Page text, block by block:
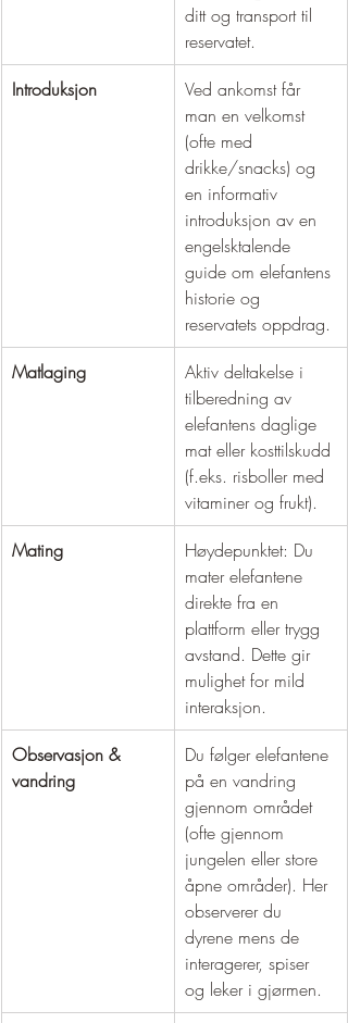
ditt og transport til
reservatet.
Introduksjon
Ved ankomst får
man en velkomst
(ofte med
drikke/snacks) og
en informativ
introduksjon av en
engelsktalende
guide om elefantens
historie og
reservatets oppdrag.
Matlaging
Aktiv deltakelse i
tilberedning av
elefantens daglige
mat eller kosttilskudd
(f.eks. risboller med
vitaminer og frukt).
Mating
Høydepunktet: Du
mater elefantene
direkte fra en
plattform eller trygg
avstand. Dette gir
mulighet for mild
interaksjon.
Observasjon &
vandring
Du følger elefantene
på en vandring
gjennom området
(ofte gjennom
jungelen eller store
åpne områder). Her
observerer du
dyrene mens de
interagerer, spiser
og leker i gjørmen.